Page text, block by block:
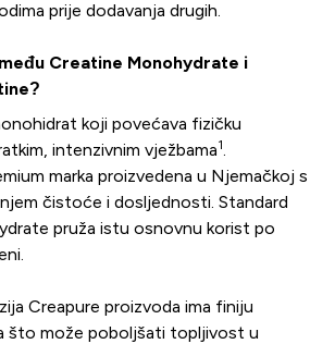
prije dodavanja drugih.
Creatine Monohydrate i
koji povećava fizičku
intenzivnim vježbama1.
marka proizvedena u Njemačkoj s
čistoće i dosljednosti. Standard
pruža istu osnovnu korist po
Creapure proizvoda ima finiju
što može poboljšati topljivost u